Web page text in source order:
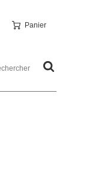
Panier